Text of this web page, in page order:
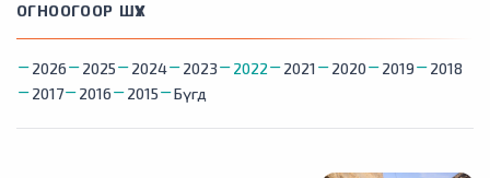
ОГНООГООР ШҮҮХ
2026 2025 2024 2023 2022 2021 2020 2019
2018
2017
2016 2015 Бүгд